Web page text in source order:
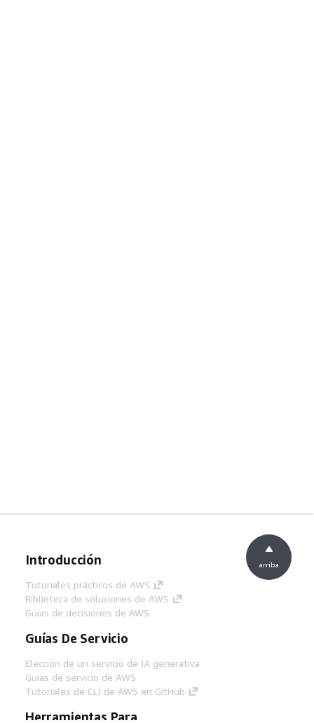
Introducción
Tutoriales prácticos de AWS
Biblioteca de soluciones de AWS
Guías de decisiones de AWS
Guías De Servicio
Elección de un servicio de IA generativa
Guías de servicio de AWS
Tutoriales de CLI de AWS en GitHub
Herramientas Para
arriba